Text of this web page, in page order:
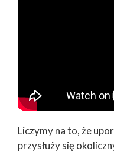
Liczymy na to, że
przysłuży się